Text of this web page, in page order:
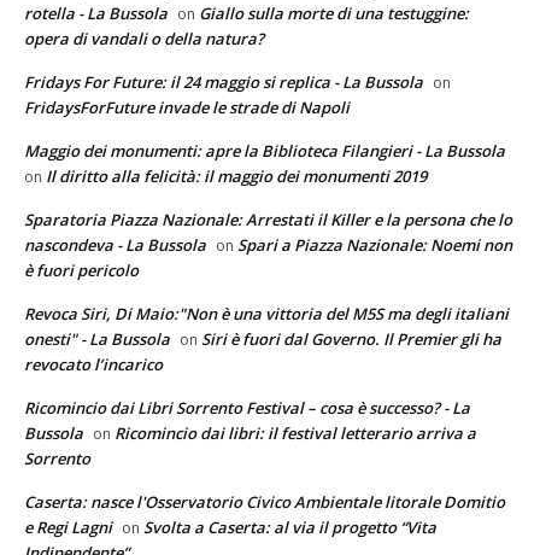
rotella - La Bussola on Giallo sulla morte di una testuggine:
opera di vandali o della natura?
Fridays For Future: il 24 maggio si replica - La Bussola on
FridaysForFuture invade le strade di Napoli
Maggio dei monumenti: apre la Biblioteca Filangieri - La Bussola
on Il diritto alla felicità: il maggio dei monumenti 2019
Sparatoria Piazza Nazionale: Arrestati il Killer e la persona che lo
nascondeva - La Bussola on Spari a Piazza Nazionale: Noemi non
è fuori pericolo
Revoca Siri, Di Maio:"Non è una vittoria del M5S ma degli italiani
onesti" - La Bussola on Siri è fuori dal Governo. Il Premier gli ha
revocato l’incarico
Ricomincio dai Libri Sorrento Festival – cosa è successo? - La
Bussola on Ricomincio dai libri: il festival letterario arriva a
Sorrento
Caserta: nasce l'Osservatorio Civico Ambientale litorale Domitio
e Regi Lagni on Svolta a Caserta: al via il progetto “Vita